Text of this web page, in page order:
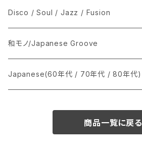
シングル盤
あ行
か行
LP
CD
Disco / Soul / Jazz / Fusion
シングル盤
A
12インチ・シングル
和モノ/Japanese Groove
シングル盤
Japanese(60年代 / 70年代 / 80年代)
商品一覧に戻る